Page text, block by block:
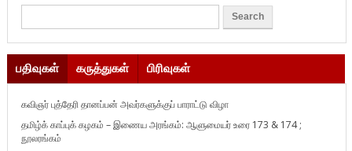
பதிவுகள் கருத்துகள் பிரிவுகள்
கவிஞர் புத்தேரி தானப்பன் அவர்களுக்குப் பாராட்டு விழா
தமிழ்க் காப்புக் கழகம் – இணைய அரங்கம்: ஆளுமையர் உரை 173 & 174 ;
நூலரங்கம்